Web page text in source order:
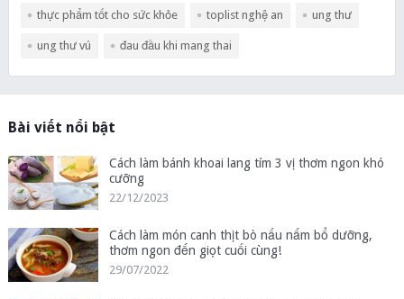
thực phẩm tốt cho sức khỏe toplist nghệ an ung thư
ung thư vú đau đầu khi mang thai
Bài viết nổi bật
Cách làm bánh khoai lang tím 3 vị thơm ngon khó
cưỡng
22/12/2023
Cách làm món canh thịt bò nấu nấm bổ dưỡng,
thơm ngon đến giọt cuối cùng!
29/07/2022